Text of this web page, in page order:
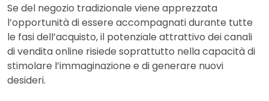
Se del negozio tradizionale viene apprezzata
l’opportunità di essere accompagnati durante tutte
le fasi dell’acquisto, il potenziale attrattivo dei canali
di vendita online risiede soprattutto nella capacità di
stimolare l’immaginazione e di generare nuovi
desideri.